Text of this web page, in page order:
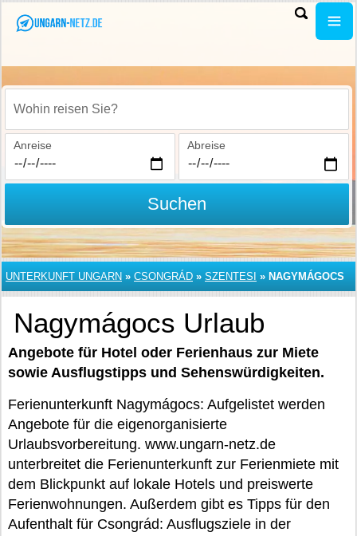
Wohin reisen Sie?
Anreise Abreise
Suchen
UNTERKUNFT UNGARN » CSONGRÁD » SZENTESI » NAGYMÁGOCS
Nagymágocs Urlaub
Angebote für Hotel oder Ferienhaus zur Miete
sowie Ausflugstipps und Sehenswürdigkeiten.
Ferienunterkunft Nagymágocs: Aufgelistet werden
Angebote für die eigenorganisierte
Urlaubsvorbereitung. www.ungarn-netz.de
unterbreitet die Ferienunterkunft zur Ferienmiete mit
dem Blickpunkt auf lokale Hotels und preiswerte
Ferienwohnungen. Außerdem gibt es Tipps für den
Aufenthalt für Csongrád: Ausflugsziele in der